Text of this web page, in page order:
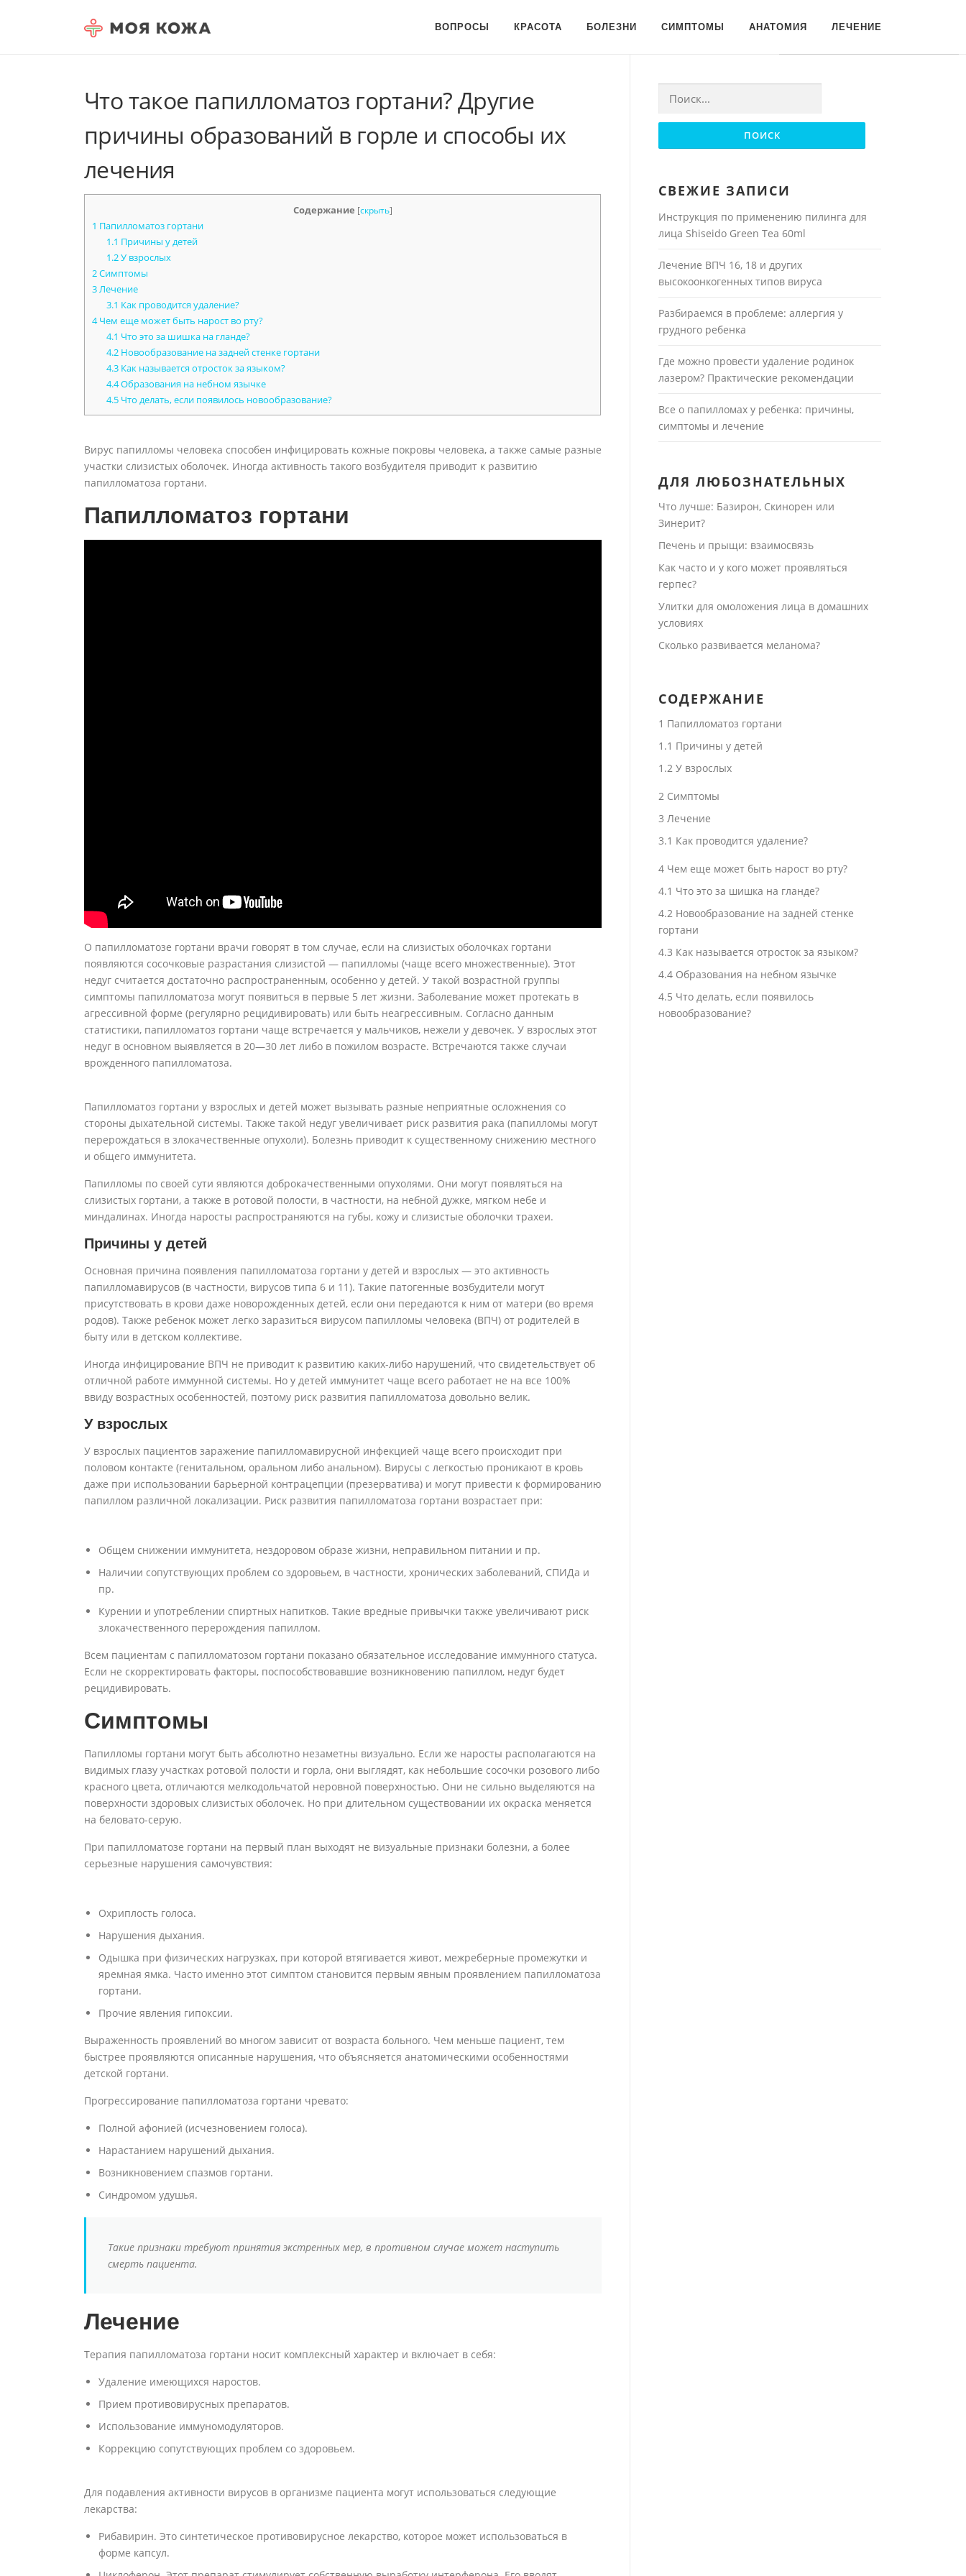
ВОПРОСЫ КРАСОТА БОЛЕЗНИ СИМПТОМЫ АНАТОМИЯ ЛЕЧЕНИЕ
Что такое папилломатоз гортани? Другие
причины образований в горле и способы их
лечения
Содержание [скрыть]
1 Папилломатоз гортани
1.1 Причины у детей
1.2У взрослых
2Симптомы
3Лечение
3.1 Как проводится удаление?
4Чем еще может быть нарост во рту?
4.1 Что это за шишка на гланде?
4.2Новообразование на задней стенке гортани
4.3Как называется отросток за языком?
4.4Образования на небном язычке
4.5Что делать, если появилось новообразование?
Вирус папилломы человека способен инфицировать кожные покровы человека, а также самые разные
участки слизистых оболочек. Иногда активность такого возбудителя приводит к развитию
папилломатоза гортани.
Папилломатоз гортани
О папилломатозе гортани врачи говорят в том случае, если на слизистых оболочках гортани
появляются сосочковые разрастания слизистой — папилломы (чаще всего множественные). Этот
недуг считается достаточно распространенным, особенно у детей. У такой возрастной группы
симптомы папилломатоза могут появиться в первые 5 лет жизни. Заболевание может протекать в
агрессивной форме (регулярно рецидивировать) или быть неагрессивным. Согласно данным
статистики, папилломатоз гортани чаще встречается у мальчиков, нежели у девочек. У взрослых этот
недуг в основном выявляется в 20—30 лет либо в пожилом возрасте. Встречаются также случаи
врожденного папилломатоза.
Папилломатоз гортани у взрослых и детей может вызывать разные неприятные осложнения со
стороны дыхательной системы. Также такой недуг увеличивает риск развития рака (папилломы могут
перерождаться в злокачественные опухоли). Болезнь приводит к существенному снижению местного
и общего иммунитета.
Папилломы по своей сути являются доброкачественными опухолями. Они могут появляться на
слизистых гортани, а также в ротовой полости, в частности, на небной дужке, мягком небе и
миндалинах. Иногда наросты распространяются на губы, кожу и слизистые оболочки трахеи.
Причины у детей
Основная причина появления папилломатоза гортани у детей и взрослых — это активность
папилломавирусов (в частности, вирусов типа 6 и 11). Такие патогенные возбудители могут
присутствовать в крови даже новорожденных детей, если они передаются к ним от матери (во время
родов). Также ребенок может легко заразиться вирусом папилломы человека (ВПЧ) от родителей в
быту или в детском коллективе.
Иногда инфицирование ВПЧ не приводит к развитию каких-либо нарушений, что свидетельствует об
отличной работе иммунной системы. Но у детей иммунитет чаще всего работает не на все 100%
ввиду возрастных особенностей, поэтому риск развития папилломатоза довольно велик.
У взрослых
У взрослых пациентов заражение папилломавирусной инфекцией чаще всего происходит при
половом контакте (генитальном, оральном либо анальном). Вирусы с легкостью проникают в кровь
даже при использовании барьерной контрацепции (презерватива) и могут привести к формированию
папиллом различной локализации. Риск развития папилломатоза гортани возрастает при:
Общем снижении иммунитета, нездоровом образе жизни, неправильном питании и пр.
Наличии сопутствующих проблем со здоровьем, в частности, хронических заболеваний, СПИДа и
пр.
Курении и употреблении спиртных напитков. Такие вредные привычки также увеличивают риск
злокачественного перерождения папиллом.
Всем пациентам с папилломатозом гортани показано обязательное исследование иммунного статуса.
Если не скорректировать факторы, поспособствовавшие возникновению папиллом, недуг будет
рецидивировать.
Симптомы
Папилломы гортани могут быть абсолютно незаметны визуально. Если же наросты располагаются на
видимых глазу участках ротовой полости и горла, они выглядят, как небольшие сосочки розового либо
красного цвета, отличаются мелкодольчатой неровной поверхностью. Они не сильно выделяются на
поверхности здоровых слизистых оболочек. Но при длительном существовании их окраска меняется
на беловато-серую.
При папилломатозе гортани на первый план выходят не визуальные признаки болезни, а более
серьезные нарушения самочувствия:
Охриплость голоса.
Нарушения дыхания.
Одышка при физических нагрузках, при которой втягивается живот, межреберные промежутки и
яремная ямка. Часто именно этот симптом становится первым явным проявлением папилломатоза
гортани.
Прочие явления гипоксии.
Выраженность проявлений во многом зависит от возраста больного. Чем меньше пациент, тем
быстрее проявляются описанные нарушения, что объясняется анатомическими особенностями
детской гортани.
Прогрессирование папилломатоза гортани чревато:
Полной афонией (исчезновением голоса).
Нарастанием нарушений дыхания.
Возникновением спазмов гортани.
Синдромом удушья.
Такие признаки требуют принятия экстренных мер, в противном случае может наступить
смерть пациента.
Лечение
Терапия папилломатоза гортани носит комплексный характер и включает в себя:
Удаление имеющихся наростов.
Прием противовирусных препаратов.
Использование иммуномодуляторов.
Коррекцию сопутствующих проблем со здоровьем.
Для подавления активности вирусов в организме пациента могут использоваться следующие
лекарства:
Рибавирин. Это синтетическое противовирусное лекарство, которое может использоваться в
форме капсул.
Найти:
СВЕЖИЕ ЗАПИСИ
Инструкция по применению пилинга для
лица Shiseido Green Tea 60ml
Лечение ВПЧ 16, 18 и других
высокоонкогенных типов вируса
Разбираемся в проблеме: аллергия у
грудного ребенка
Где можно провести удаление родинок
лазером? Практические рекомендации
Все о папилломах у ребенка: причины,
симптомы и лечение
ДЛЯ ЛЮБОЗНАТЕЛЬНЫХ
Что лучше: Базирон, Скинорен или
Зинерит?
Печень и прыщи: взаимосвязь
Как часто и у кого может проявляться
герпес?
Улитки для омоложения лица в домашних
условиях
Сколько развивается меланома?
СОДЕРЖАНИЕ
1 Папилломатоз гортани
1.1 Причины у детей
1.2У взрослых
2Симптомы
3 Лечение
3.1 Как проводится удаление?
4Чем еще может быть нарост во рту?
4.1 Что это за шишка на гланде?
4.2Новообразование на задней стенке
гортани
4.3 Как называется отросток за языком?
4.4Образования на небном язычке
4.5 Что делать, если появилось
новообразование?
Для любых предложений по